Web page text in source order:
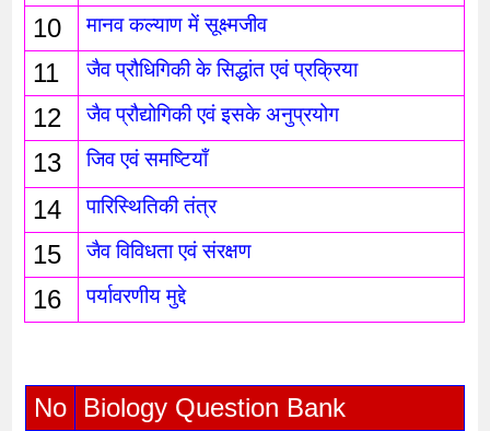
10 मानव कल्याण में सूक्ष्मजीव
11 जैव प्रौधिगिकी के सिद्धांत एवं प्रक्रिया
12 जैव प्रौद्योगिकी एवं इसके अनुप्रयोग
13 जिव एवं समष्टियाँ
14 पारिस्थितिकी तंत्र
15 जैव विविधता एवं संरक्षण
16 पर्यावरणीय मुद्दे
No
Biology Question Bank